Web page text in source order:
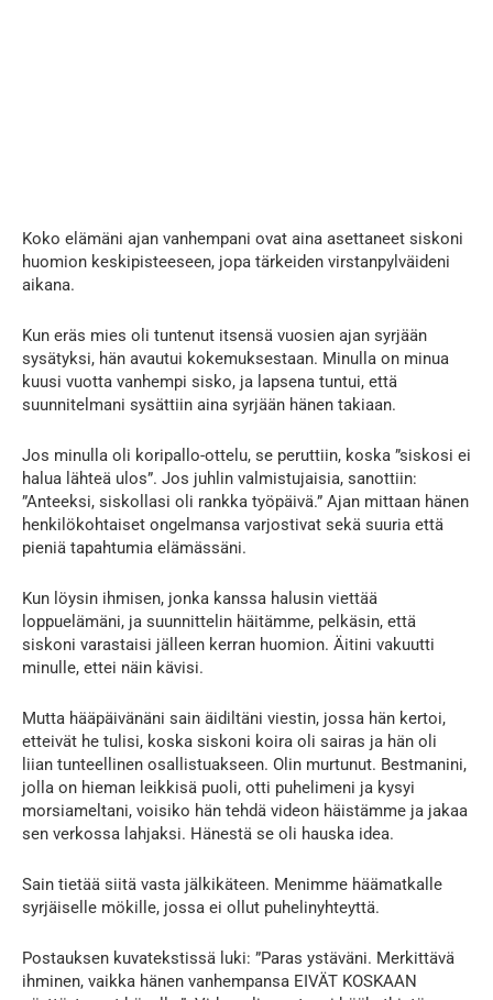
Koko elämäni ajan vanhempani ovat aina asettaneet siskoni
huomion keskipisteeseen, jopa tärkeiden virstanpylväideni
aikana.
Kun eräs mies oli tuntenut itsensä vuosien ajan syrjään
sysätyksi, hän avautui kokemuksestaan. Minulla on minua
kuusi vuotta vanhempi sisko, ja lapsena tuntui, että
suunnitelmani sysättiin aina syrjään hänen takiaan.
Jos minulla oli koripallo-ottelu, se peruttiin, koska ”siskosi ei
halua lähteä ulos”. Jos juhlin valmistujaisia, sanottiin:
”Anteeksi, siskollasi oli rankka työpäivä.” Ajan mittaan hänen
henkilökohtaiset ongelmansa varjostivat sekä suuria että
pieniä tapahtumia elämässäni.
Kun löysin ihmisen, jonka kanssa halusin viettää
loppuelämäni, ja suunnittelin häitämme, pelkäsin, että
siskoni varastaisi jälleen kerran huomion. Äitini vakuutti
minulle, ettei näin kävisi.
Mutta hääpäivänäni sain äidiltäni viestin, jossa hän kertoi,
etteivät he tulisi, koska siskoni koira oli sairas ja hän oli
liian tunteellinen osallistuakseen. Olin murtunut. Bestmanini,
jolla on hieman leikkisä puoli, otti puhelimeni ja kysyi
morsiameltani, voisiko hän tehdä videon häistämme ja jakaa
sen verkossa lahjaksi. Hänestä se oli hauska idea.
Sain tietää siitä vasta jälkikäteen. Menimme häämatkalle
syrjäiselle mökille, jossa ei ollut puhelinyhteyttä.
Postauksen kuvatekstissä luki: ”Paras ystäväni. Merkittävä
ihminen, vaikka hänen vanhempansa EIVÄT KOSKAAN